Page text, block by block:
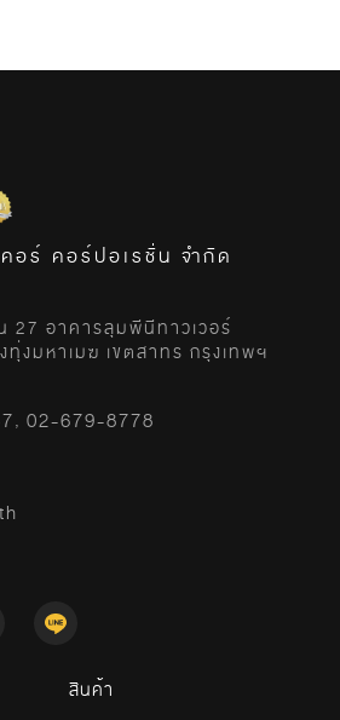
อร์ คอร์ปอเรชั่น จำกัด
27 อาคารลุมพีนีทาวเวอร์
ทุ่งมหาเมฆ เขตสาทร กรุงเทพฯ
, 02-679-8778
สินค้า